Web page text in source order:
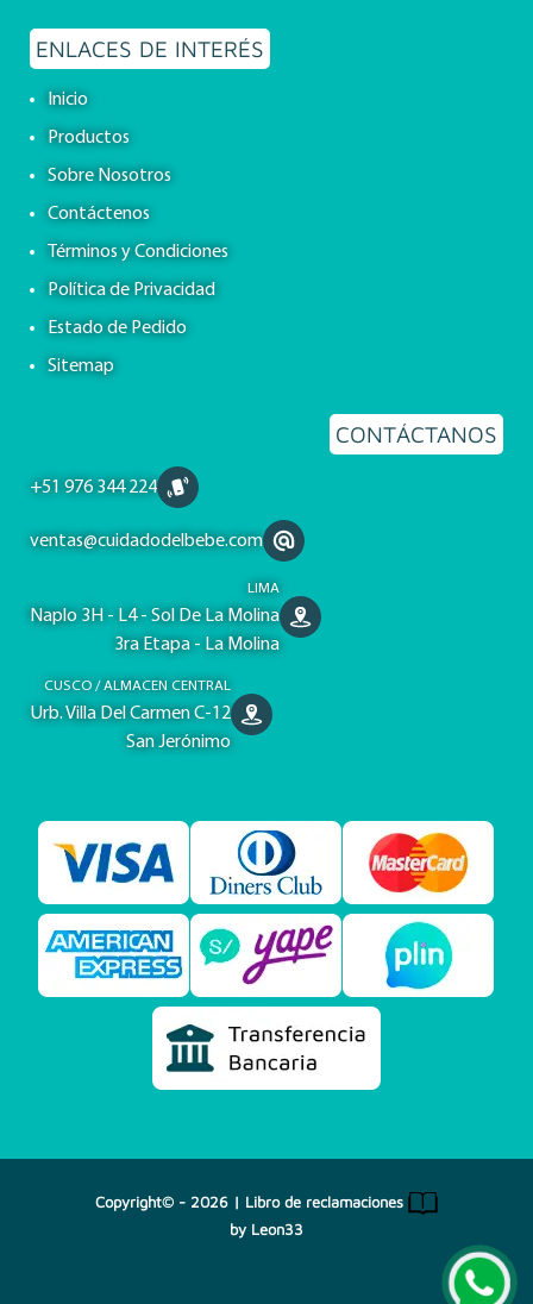
ENLACES DE INTERÉS
Inicio
Productos
Sobre Nosotros
Contáctenos
Términos y Condiciones
Política de Privacidad
Estado de Pedido
Sitemap
CONTÁCTANOS
+51 976 344 224
ventas@cuidadodelbebe.com
LIMA
Naplo 3H - L4 - Sol De La Molina
3ra Etapa - La Molina
CUSCO / ALMACEN CENTRAL
Urb. Villa Del Carmen C-12
San Jerónimo
Copyright© - 2026 | Libro de reclamaciones
by Leon33